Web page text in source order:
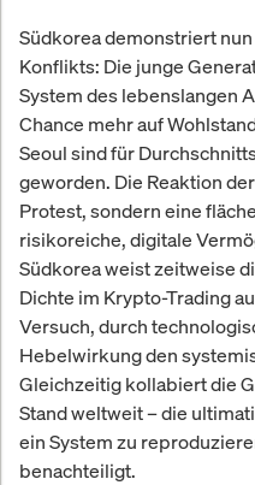
Südkorea demonstriert
Konflikts: Die junge
System des lebenslangen
Chance mehr auf
Seoul sind für
geworden. Die Reaktion
Protest, sondern eine
risikoreiche, digitale
Südkorea weist zeitweise
Dichte im Krypto-Trading
Versuch, durch
Hebelwirkung den
Gleichzeitig kollabiert die
Stand weltweit – die
ein System zu
benachteiligt.